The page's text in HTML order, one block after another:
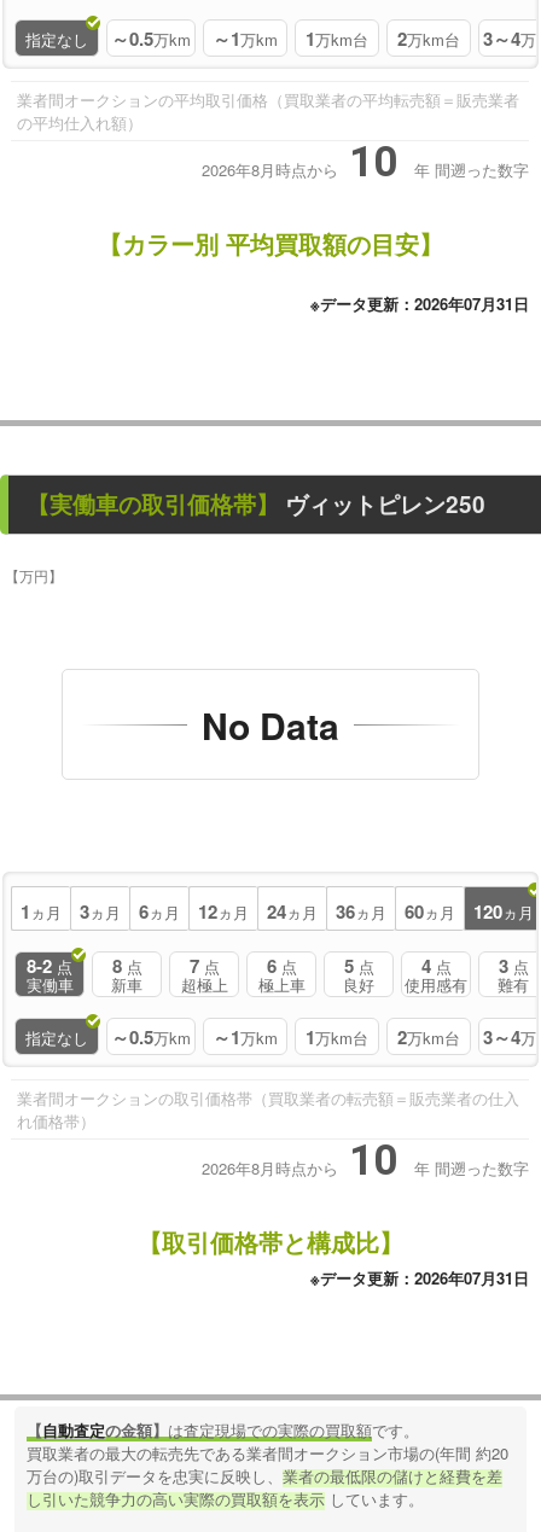
指定なし ～0.5万km ～1万km 1万km台 2万km台 3～4万
業者間オークションの平均取引価格（買取業者の平均転売額＝販売業者
の平均仕入れ額）
2026年8月時点から 10 年 間遡った数字
【カラー別 平均買取額の目安】
※データ更新：2026年07月31日
【実働車の取引価格帯】 ヴィットピレン250
【万円】
No Data
1 ヵ月 3ヵ月 6ヵ月 12ヵ月 24ヵ月 36ヵ月 60ヵ月 120ヵ月
8-2 点
実働車
8 点
新車
7 点
超極上
6 点
極上車
5 点
良好
4 点
使用感有
3 点
難有
指定なし ～0.5万km ～1万km 1万km台 2万km台 3～4万
業者間オークションの取引価格帯（買取業者の転売額＝販売業者の仕入
れ価格帯）
2026年8月時点から 10 年 間遡った数字
【取引価格帯と構成比】
※データ更新：2026年07月31日
【自動査定の金額】 は査定現場での実際の買取額です。
買取業者の最大の転売先である業者間オークション市場の(年間 約20
万台の)取引データを忠実に反映し、業者の最低限の儲けと経費を差
し引いた競争力の高い実際の買取額を表示 しています。